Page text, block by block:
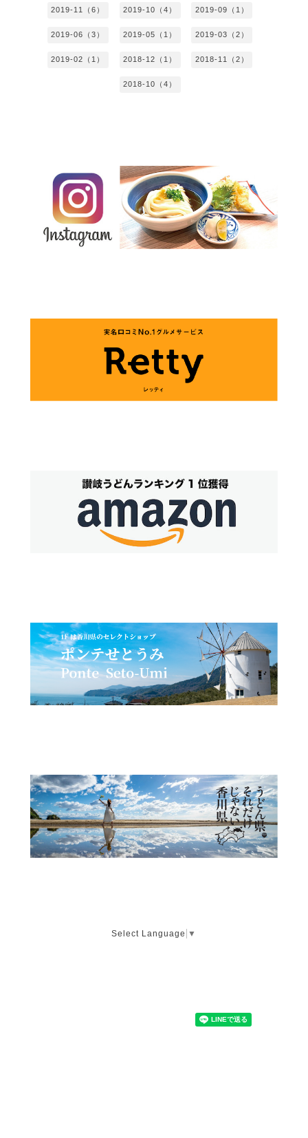
2019-11（6） 2019-10（4） 2019-09（1）
2019-06（3） 2019-05（1） 2019-03（2）
2019-02（1） 2018-12（1） 2018-11（2）
2018-10（4）
Select Language ▼